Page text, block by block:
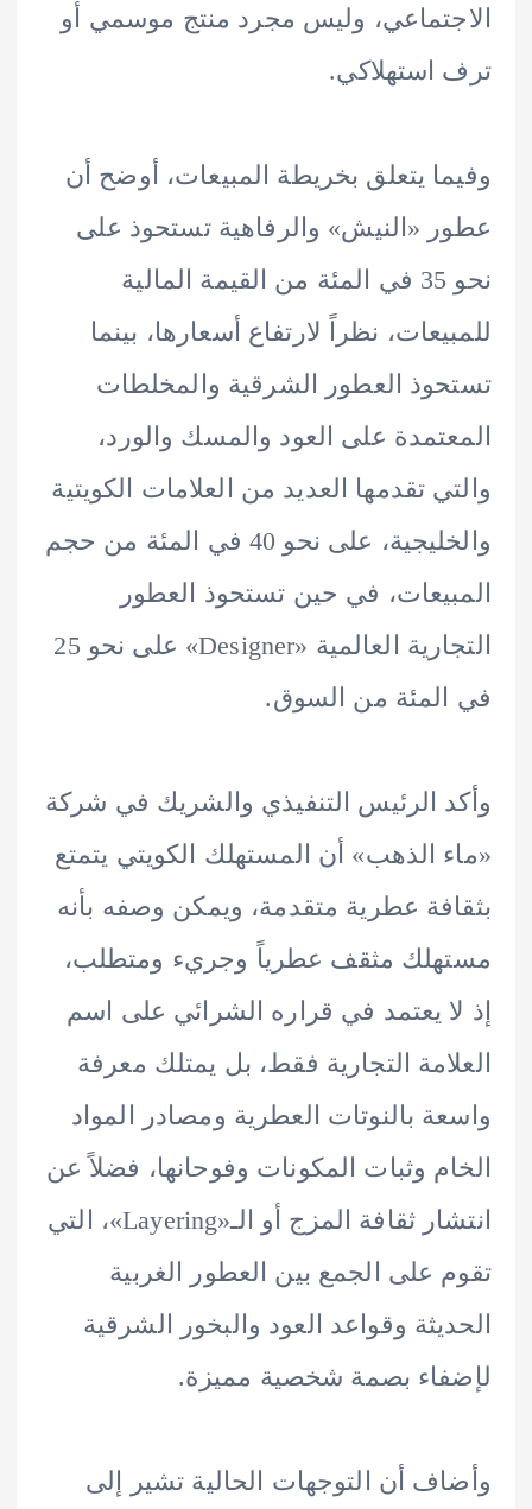
وليس مجرد منتج موسمي أو
استهلاكي.
يتعلق بخريطة المبيعات، أوضح أن
«النيش» والرفاهية تستحوذ على
نحو 35 في المئة من القيمة المالية
نظراً لارتفاع أسعارها، بينما
العطور الشرقية والمخلطات
على العود والمسك والورد،
تقدمها العديد من العلامات الكويتية
والخليجية، على نحو 40 في المئة من حجم
في حين تستحوذ العطور
التجارية العالمية «Designer» على نحو 25
من السوق.
الرئيس التنفيذي والشريك في شركة
الذهب» أن المستهلك الكويتي يتمتع
عطرية متقدمة، ويمكن وصفه بأنه
مثقف عطرياً وجريء ومتطلب،
يعتمد في قراره الشرائي على اسم
التجارية فقط، بل يمتلك معرفة
بالنوتات العطرية ومصادر المواد
وثبات المكونات وفوحانها، فضلاً عن
انتشار ثقافة المزج أو الـ«Layering»، التي
على الجمع بين العطور الغربية
وقواعد العود والبخور الشرقية
بصمة شخصية مميزة.
أن التوجهات الحالية تشير إلى